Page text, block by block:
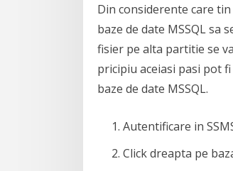
Din considerente care
baze de date MSSQL sa
fisier pe alta partitie se
pricipiu aceiasi pasi pot
baze de date MSSQL.
Autentificare in
Click dreapta pe